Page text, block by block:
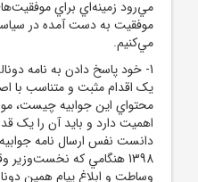
مي‌رود زمينه‌اي براي
موفقيت به دست آمده در
مي‌کنيم.
1- خود پاسخ دادن به نامه
يک اقدام مثبت و متناسب با
محتواي اين جوابيه چيست،
اهميت دارد و بايد آن را
دانست نفس ارسال نامه
1398 هنگامي که
وساطت و ابلاغ پيام همين